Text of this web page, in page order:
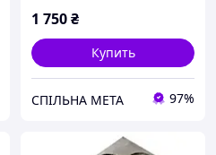
1 750₴
Купить
СПІЛЬНА МЕТА 97%